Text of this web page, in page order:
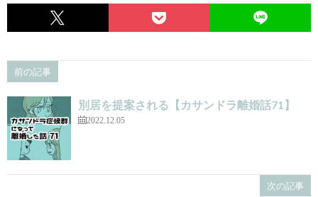
前の記事
別居を提案される【カサンドラ離婚話71】
2022.12.05
次の記事